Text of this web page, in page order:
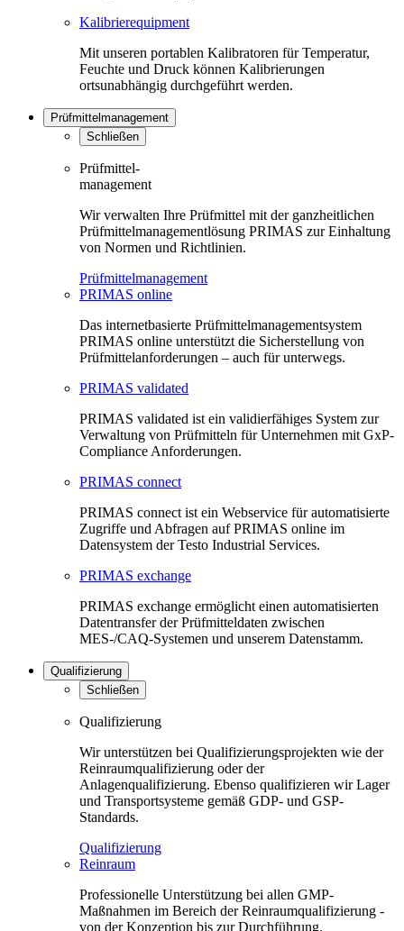
Kalibrierequipment
Mit unseren portablen Kalibratoren für Temperatur,
Feuchte und Druck können Kalibrierungen
ortsunabhängig durchgeführt werden.
Prüfmittelmanagement
Schließen
Prüfmittel-
management
Wir verwalten Ihre Prüfmittel mit der ganzheitlichen
Prüfmittelmanagementlösung PRIMAS zur Einhaltung
von Normen und Richtlinien.
Prüfmittelmanagement
PRIMAS online
Das internetbasierte Prüfmittelmanagementsystem
PRIMAS online unterstützt die Sicherstellung von
Prüfmittelanforderungen – auch für unterwegs.
PRIMAS validated
PRIMAS validated ist ein validierfähiges System zur
Verwaltung von Prüfmitteln für Unternehmen mit GxP-
Compliance Anforderungen.
PRIMAS connect
PRIMAS connect ist ein Webservice für automatisierte
Zugriffe und Abfragen auf PRIMAS online im
Datensystem der Testo Industrial Services.
PRIMAS exchange
PRIMAS exchange ermöglicht einen automatisierten
Datentransfer der Prüfmitteldaten zwischen
MES-/CAQ-Systemen und unserem Datenstamm.
Qualifizierung
Schließen
Qualifizierung
Wir unterstützen bei Qualifizierungsprojekten wie der
Reinraumqualifizierung oder der
Anlagenqualifizierung. Ebenso qualifizieren wir Lager
und Transportsysteme gemäß GDP- und GSP-
Standards.
Qualifizierung
Reinraum
Professionelle Unterstützung bei allen GMP-
Maßnahmen im Bereich der Reinraumqualifizierung -
von der Konzeption bis zur Durchführung.